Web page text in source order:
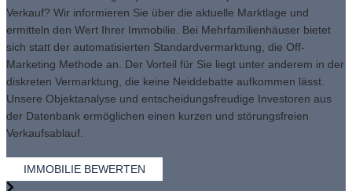
Verkauf? Wir informieren Sie über die aktuelle Marktlage und
ermitteln den Wert Ihrer Immobilie. Bei Mehrfamilienhäuser bietet
sich statt der automatisierten Standardvermarktung, die Off-
Marketing Methode an. Der Vorteil für Sie liegt unter anderem in der
diskreten Vermarktung, die keine Neiddebatte aufkommen lässt.
Unsere Objektanalyse und entscheidungsfreudige Investoren aus
der Datenbank ermöglichen einen kurzen und störungsfreien
Verkaufsablauf.
IMMOBILIE BEWERTEN